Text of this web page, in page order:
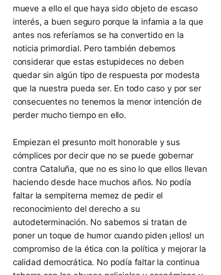
mueve a ello el que haya sido objeto de escaso
interés, a buen seguro porque la infamia a la que
antes nos referíamos se ha convertido en la
noticia primordial. Pero también debemos
considerar que estas estupideces no deben
quedar sin algún tipo de respuesta por modesta
que la nuestra pueda ser. En todo caso y por ser
consecuentes no tenemos la menor intención de
perder mucho tiempo en ello.
Empiezan el presunto molt honorable y sus
cómplices por decir que no se puede gobernar
contra Cataluña, que no es sino lo que ellos llevan
haciendo desde hace muchos años. No podía
faltar la sempiterna memez de pedir el
reconocimiento del derecho a su
autodeterminación. No sabemos si tratan de
poner un toque de humor cuando piden ¡ellos! un
compromiso de la ética con la política y mejorar la
calidad democrática. No podía faltar la continua